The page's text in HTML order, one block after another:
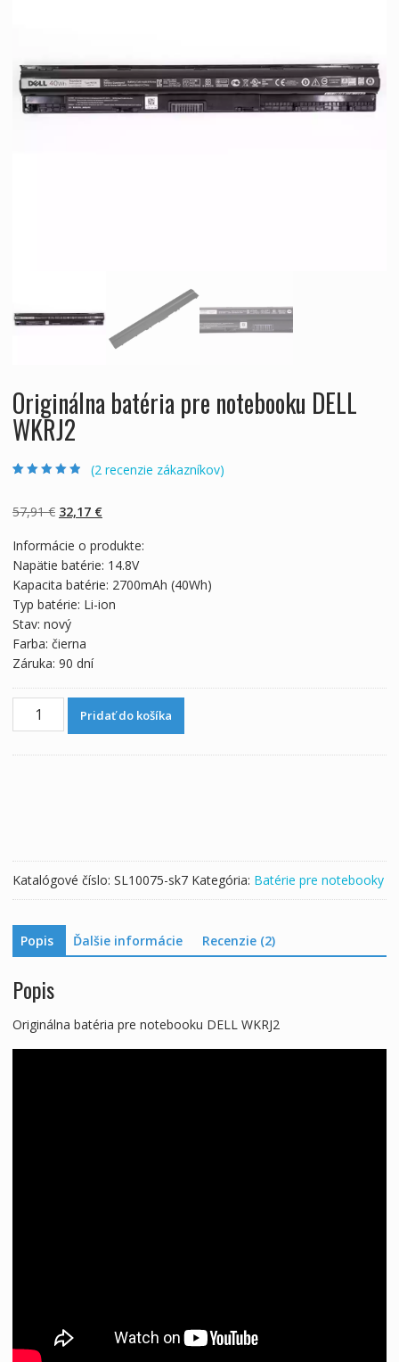
Originálna batéria pre notebooku DELL
WKRJ2
základe
zákazníckych
(2 recenzie zákazníkov)
57,91€ Pôvodná
bola:
57,91 €.
32,17 €Aktuálna
je:
32,17 €.
Informácie o produkte:
Napätie batérie: 14.8V
Kapacita batérie: 2700mAh (40Wh)
Typ batérie: Li-ion
Stav: nový
Farba: čierna
Záruka: 90 dní
množstvo
Pridať do košíka
Katalógové číslo: SL10075-sk7 Kategória: Batérie pre notebooky
Popis Ďalšie informácie Recenzie (2)
Popis
Originálna batéria pre notebooku DELL WKRJ2